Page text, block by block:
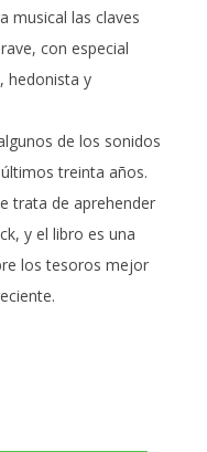
musical las claves
con especial
hedonista y
de los sonidos
treinta años.
trata de aprehender
y el libro es una
los tesoros mejor